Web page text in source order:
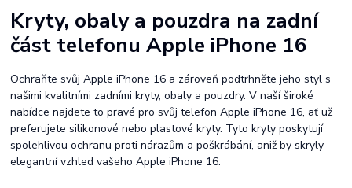
Kryty, obaly a pouzdra na zadní
část telefonu Apple iPhone 16
Ochraňte svůj Apple iPhone 16 a zároveň podtrhněte jeho styl s
našimi kvalitními zadními kryty, obaly a pouzdry. V naší široké
nabídce najdete to pravé pro svůj telefon Apple iPhone 16, ať už
preferujete silikonové nebo plastové kryty. Tyto kryty poskytují
spolehlivou ochranu proti nárazům a poškrábání, aniž by skryly
elegantní vzhled vašeho Apple iPhone 16.